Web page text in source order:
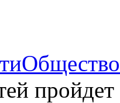
Общество